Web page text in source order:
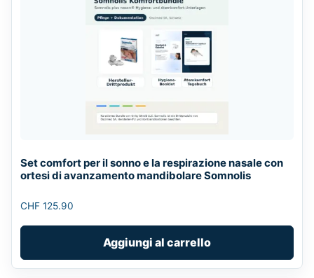
Set comfort per il sonno e la respirazione nasale con
ortesi di avanzamento mandibolare Somnolis
CHF 125.90
Aggiungi al carrello